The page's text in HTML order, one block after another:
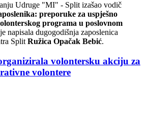
Udruge "MI" - Split izašao vodič
preporuke za uspješno
programa u poslovnom
napisala dugogodišnja zaposlenica
Split Ružica Opačak Bebić.
volontersku akciju za
volontere